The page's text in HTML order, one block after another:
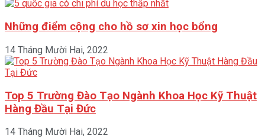
Những điểm cộng cho hồ sơ xin học bổng
14 Tháng Mười Hai, 2022
Top 5 Trường Đào Tạo Ngành Khoa Học Kỹ Thuật
Hàng Đầu Tại Đức
14 Tháng Mười Hai, 2022